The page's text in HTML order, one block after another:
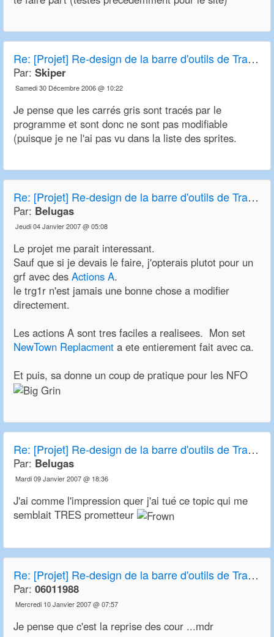
Re: [Projet] Re-design de la barre d'outils de Transport Tycoon Deluxe et OpenTTD
Par: Skiper
Samedi 30 Décembre 2006 @ 10:22
Je pense que les carrés gris sont tracés par le
programme et sont donc ne sont pas modifiable
(puisque je ne l'ai pas vu dans la liste des sprites.
Re: [Projet] Re-design de la barre d'outils de Transport Tycoon Deluxe et OpenTTD
Par: Belugas
Jeudi 04 Janvier 2007 @ 05:08
Le projet me parait interessant.
Sauf que si je devais le faire, j'opterais plutot pour un
grf avec des Actions A.
le trg1r n'est jamais une bonne chose a modifier
directement.
Les actions A sont tres faciles a realisees. Mon set
NewTown Replacment a ete entierement fait avec ca.
Et puis, sa donne un coup de pratique pour les NFO
Re: [Projet] Re-design de la barre d'outils de Transport Tycoon Deluxe et OpenTTD
Par: Belugas
Mardi 09 Janvier 2007 @ 18:36
J'ai comme l'impression quer j'ai tué ce topic qui me
semblait TRES prometteur
Re: [Projet] Re-design de la barre d'outils de Transport Tycoon Deluxe et OpenTTD
Par: 06011988
Mercredi 10 Janvier 2007 @ 07:57
Je pense que c'est la reprise des cour ...mdr